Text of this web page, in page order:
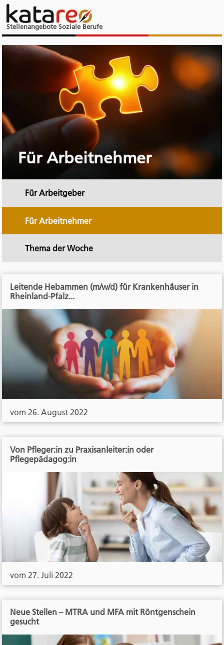
Stellenangebote Soziale Berufe
Für Arbeitnehmer
Für Arbeitgeber
Für Arbeitnehmer
Thema der Woche
Leitende Hebammen (m/w/d) für Krankenhäuser in
Rheinland-Pfalz...
vom 26. August 2022
Von Pfleger:in zu Praxisanleiter:in oder
Pflegepädagog:in
vom 27. Juli 2022
Neue Stellen – MTRA und MFA mit Röntgenschein
gesucht